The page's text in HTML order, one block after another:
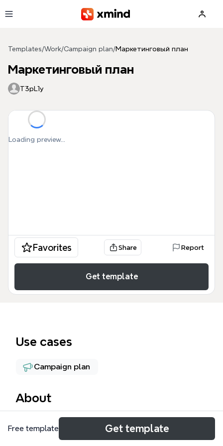
Templates/Work/Campaign plan/Маркетинговый план
Маркетинговый план
T3pL1y
Loading preview...
Favorites Share Report
Get template
Use cases
Campaign plan
About
Маркетинговый план — это комплексная mind
map, охватывающая 6 ключевых направлений
Free template Get template